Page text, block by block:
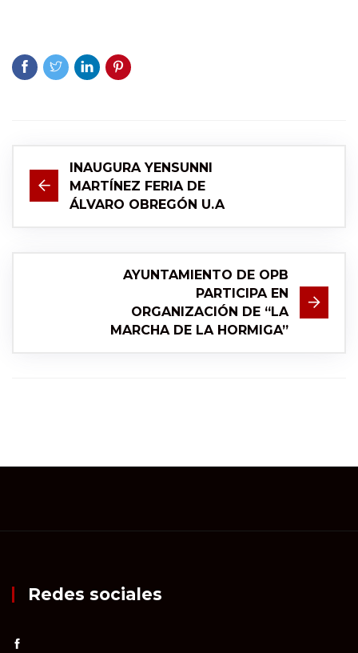
INAUGURA YENSUNNI
MARTÍNEZ FERIA DE
ÁLVARO OBREGÓN U.A
AYUNTAMIENTO DE OPB
PARTICIPA EN
ORGANIZACIÓN DE “LA
MARCHA DE LA HORMIGA”
Redes sociales